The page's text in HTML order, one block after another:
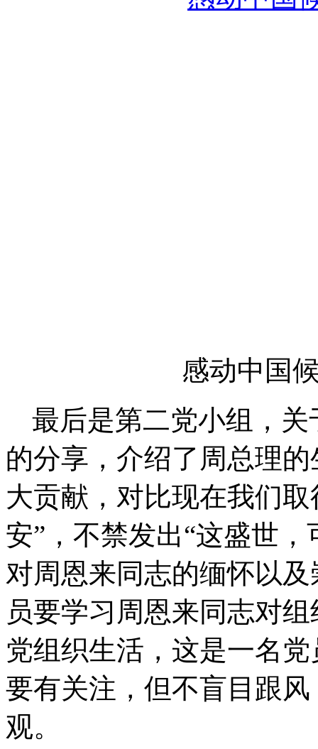
感动中国
最后是第二党小组，
的分享，介绍了周总理
大贡献，对比现在我们
安”，不禁发出“这盛世
对周恩来同志的缅怀以
员要学习周恩来同志对
党组织生活，这是一名
要有关注，但不盲目跟
观。